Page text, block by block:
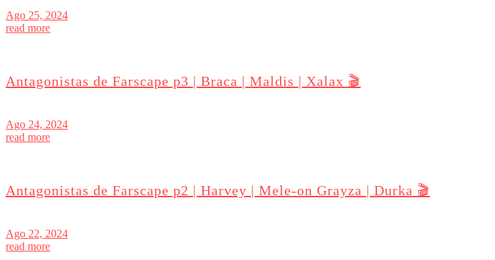
Ago 25, 2024
read more
Antagonistas de Farscape p3 | Braca | Maldis | Xalax 🎬
Ago 24, 2024
read more
Antagonistas de Farscape p2 | Harvey | Mele-on Grayza | Durka 🎬
Ago 22, 2024
read more